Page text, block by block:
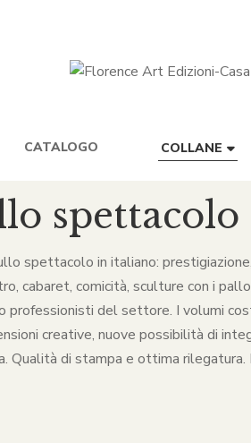
CATALOGO COLLANE
spettacolo
spettacolo in italiano:
cabaret, comicità, sculture con i
del settore. I volumi
creative, nuove possibilità di
di stampa e ottima rilegatura.